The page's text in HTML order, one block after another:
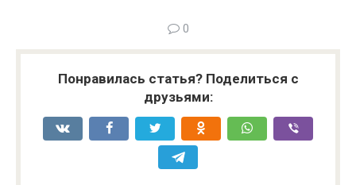
0
Понравилась статья? Поделиться с
друзьями: